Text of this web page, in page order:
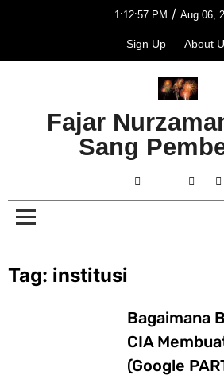
1:12:57 PM / Aug 06,
Sign Up About
Fajar
Sang
Tag: institusi
Bagaimana
CIA
(Google